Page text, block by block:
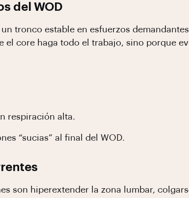
del WOD
tronco estable en esfuerzos
el core haga todo el trabajo, sino porque
respiración alta.
“sucias” al final del WOD.
son hiperextender la zona lumbar,